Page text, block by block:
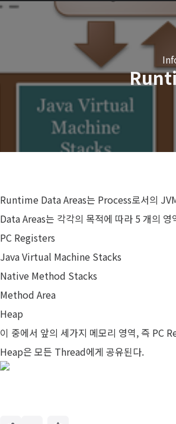
Runtime Data Areas는 Process로서의
Data Areas는 각각의 목적에 따라 5 개의 영
PC Registers
Java Virtual Machine Stacks
Native Method Stacks
Method Area
Heap
이 중에서 앞의 세가지 메모리 영역, 즉
Heap은 모든 Thread에게 공유된다.